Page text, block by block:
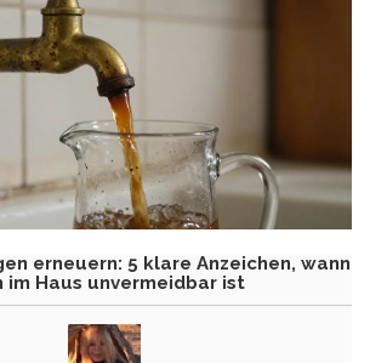
erneuern: 5 klare Anzeichen, wann
im Haus unvermeidbar ist